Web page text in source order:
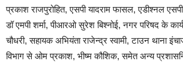
प्रकाश राजपुरोहित, एसपी यादराम फासल, एडीश्नल एसपी
डॉ एमपी शर्मा, पीआरओ सुरेश बिश्नोई, नगर परिषद के
चौधरी, सहायक अभियंता राजेन्द्र स्वामी, टाउन थाना
विभाग से ओम प्रकाश, भीष्म कौशिक, समेत अन्य